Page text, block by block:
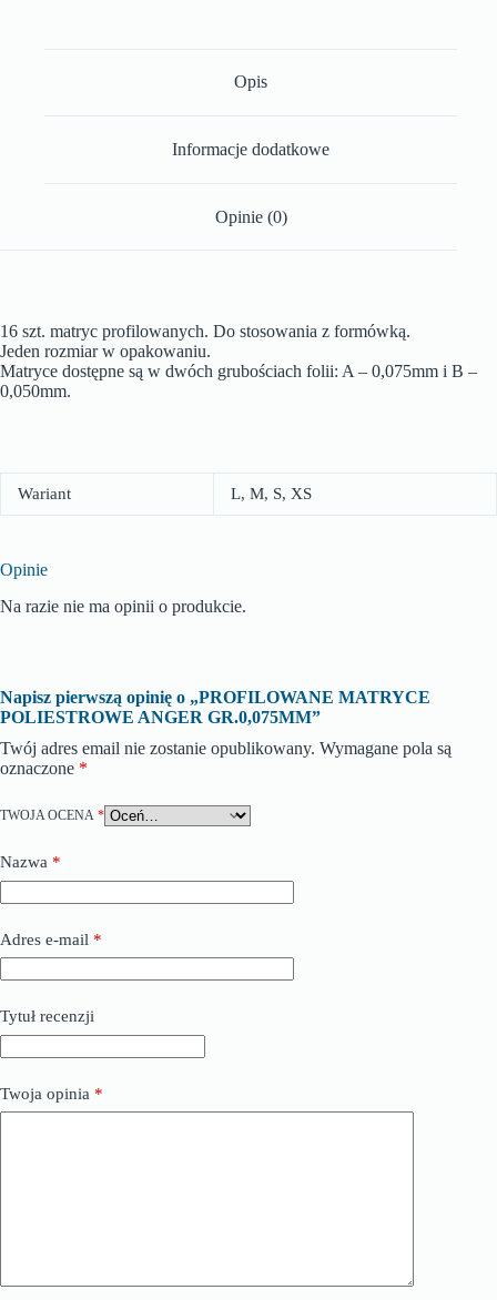
Opis
Informacje dodatkowe
Opinie (0)
16 szt. matryc profilowanych. Do stosowania z formówką.
Jeden rozmiar w opakowaniu.
Matryce dostępne są w dwóch grubościach folii: A – 0,075mm i B –
0,050mm.
Wariant L, M, S, XS
Opinie
Na razie nie ma opinii o produkcie.
Napisz pierwszą opinię o „PROFILOWANE MATRYCE
POLIESTROWE ANGER GR.0,075MM”
Twój adres email nie zostanie opublikowany. Wymagane pola są
oznaczone *
TWOJA OCENA *
Nazwa *
Adres e-mail *
Tytuł recenzji
Twoja opinia *